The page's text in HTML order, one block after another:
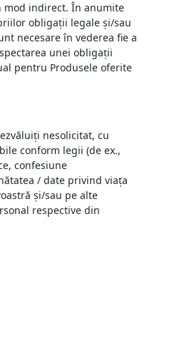
mod indirect. În anumite
obligații legale și/sau
necesare în vederea fie a
unei obligații
pentru Produsele oferite
nesolicitat, cu
conform legii (de ex.,
confesiune
/ date privind viața
și/sau pe alte
respective din